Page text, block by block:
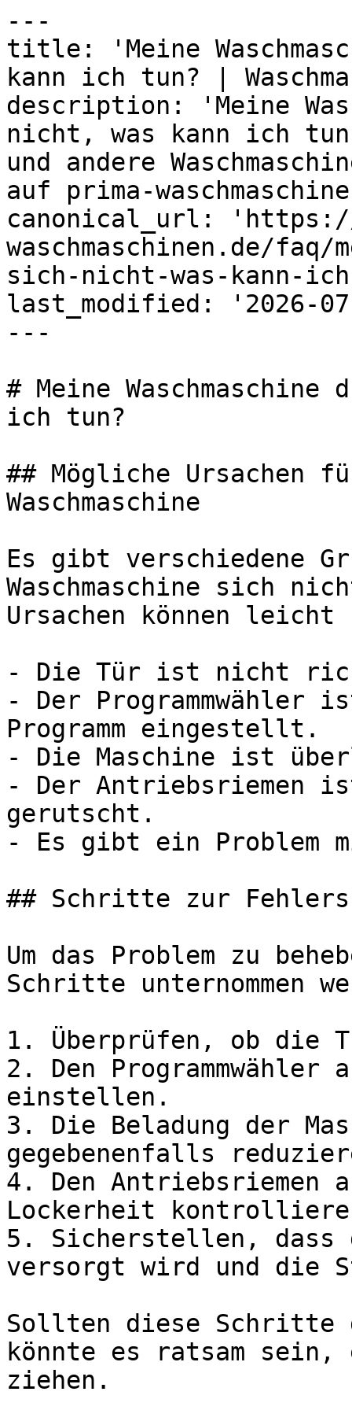
---
title: 'Meine
kann ich tun? |
description: 'Meine
nicht, was kann ich
und andere
auf prima-
canonical_url: 'https://
waschmaschinen.de/faq/
sich-nicht-was-kann-
last_modified: '2026-
---
# Meine
ich tun?
## Mögliche Ursachen
Waschmaschine
Es gibt verschiedene
Waschmaschine sich
Ursachen können
- Die Tür ist nicht
- Der
Programm eingestellt.
- Die Maschine ist
- Der Antriebsriemen
gerutscht.
- Es gibt ein Problem
## Schritte zur
Um das Problem zu
Schritte unternommen
1. Überprüfen, ob die
2. Den Programmwähler
einstellen.
3. Die Beladung der
gegebenenfalls
4. Den Antriebsriemen
Lockerheit
5. Sicherstellen, dass
versorgt wird und die
Sollten diese Schritte
könnte es ratsam sein,